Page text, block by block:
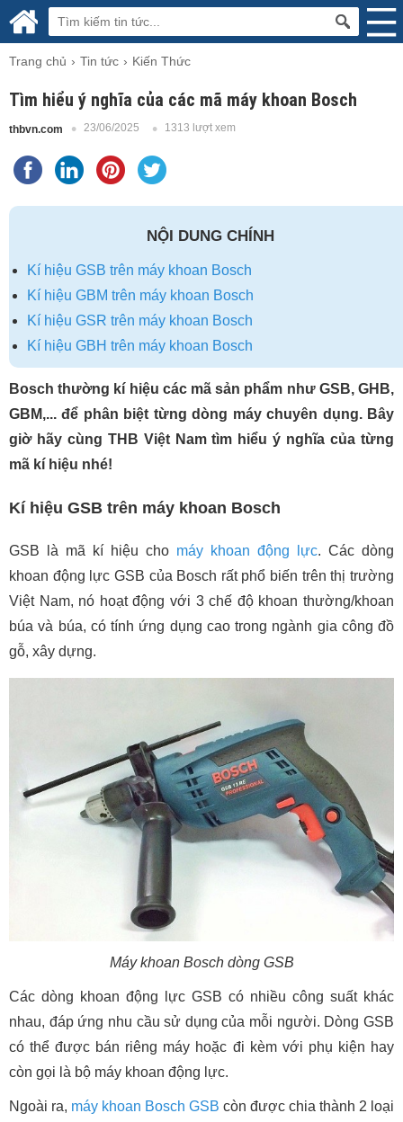
Trang chủ Tin tức Kiến Thức
Tìm hiểu ý nghĩa của các mã máy khoan Bosch
thbvn.com 23/06/2025 1313 lượt xem
NỘI DUNG CHÍNH
Kí hiệu GSB trên máy khoan Bosch
Kí hiệu GBM trên máy khoan Bosch
Kí hiệu GSR trên máy khoan Bosch
Kí hiệu GBH trên máy khoan Bosch
Bosch thường kí hiệu các mã sản phẩm như GSB, GHB,
GBM,... để phân biệt từng dòng máy chuyên dụng. Bây
giờ hãy cùng THB Việt Nam tìm hiểu ý nghĩa của từng
mã kí hiệu nhé!
Kí hiệu GSB trên máy khoan Bosch
GSB là mã kí hiệu cho máy khoan động lực. Các dòng
khoan động lực GSB của Bosch rất phổ biến trên thị trường
Việt Nam, nó hoạt động với 3 chế độ khoan thường/khoan
búa và búa, có tính ứng dụng cao trong ngành gia công đồ
gỗ, xây dựng.
Máy khoan Bosch dòng GSB
Các dòng khoan động lực GSB có nhiều công suất khác
nhau, đáp ứng nhu cầu sử dụng của mỗi người. Dòng GSB
có thể được bán riêng máy hoặc đi kèm với phụ kiện hay
còn gọi là bộ máy khoan động lực.
Ngoài ra, máy khoan Bosch GSB còn được chia thành 2 loại